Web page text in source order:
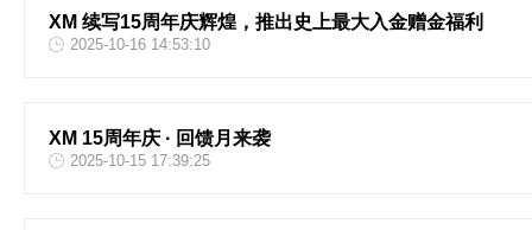
XM 续写15周年庆辉煌，推出史上最大入金赠金福利
2025-10-16 14:53:10
XM 15周年庆 · 回馈月来袭
2025-10-15 17:39:25